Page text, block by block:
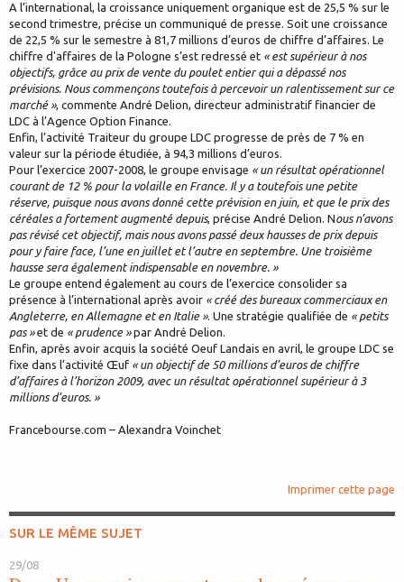
A l’international, la croissance uniquement organique est de 25,5 % sur le
second trimestre, précise un communiqué de presse. Soit une croissance
de 22,5 % sur le semestre à 81,7 millions d’euros de chiffre d’affaires. Le
chiffre d'affaires de la Pologne s’est redressé et « est supérieur à nos
objectifs, grâce au prix de vente du poulet entier qui a dépassé nos
prévisions. Nous commençons toutefois à percevoir un ralentissement sur ce
marché », commente André Delion, directeur administratif financier de
LDC à l’Agence Option Finance.
Enfin, l’activité Traiteur du groupe LDC progresse de près de 7 % en
valeur sur la période étudiée, à 94,3 millions d’euros.
Pour l’exercice 2007-2008, le groupe envisage « un résultat opérationnel
courant de 12 % pour la volaille en France. Il y a toutefois une petite
réserve, puisque nous avons donné cette prévision en juin, et que le prix des
céréales a fortement augmenté depuis, précise André Delion. Nous n’avons
pas révisé cet objectif, mais nous avons passé deux hausses de prix depuis
pour y faire face, l’une en juillet et l’autre en septembre. Une troisième
hausse sera également indispensable en novembre. »
Le groupe entend également au cours de l’exercice consolider sa
présence à l’international après avoir « créé des bureaux commerciaux en
Angleterre, en Allemagne et en Italie ». Une stratégie qualifiée de « petits
pas »et de « prudence »par André Delion.
Enfin, après avoir acquis la société Oeuf Landais en avril, le groupe LDC se
fixe dans l’activité Œuf « un objectif de 50 millions d’euros de chiffre
d’affaires à l’horizon 2009, avec un résultat opérationnel supérieur à 3
millions d’euros. »
Francebourse.com – Alexandra Voinchet
Imprimer cette page
SUR LE MÊME SUJET
29/08